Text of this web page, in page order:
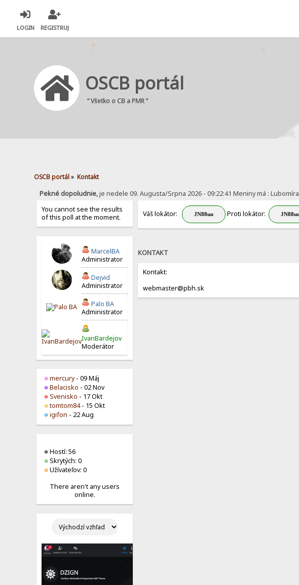
LOGIN REGISTRUJ
OSCB portál
“ Všetko o CB a PMR ”
OSCB portál» Kontakt
Pekné dopoludnie,je nedele 09. Augusta/Srpna 2026 - 09:22:41 Meniny má : Lubomíra
You cannot see the results
of this poll at the moment.
MarcelBA
Administrator
Dejvid
Administrator
Palo BA
Administrator
IvanBardejov
Moderátor
mercury- 09 Máj
Belacisko - 02 Nov
Svenisko - 17 Okt
tomtom84- 15 Okt
igifon - 22 Aug
Hostí: 56
Skrytých: 0
Užívateľov: 0
There aren't any users
online.
Váš lokátor: Proti lokátor:
KONTAKT
Kontakt:
webmaster@pbh.sk